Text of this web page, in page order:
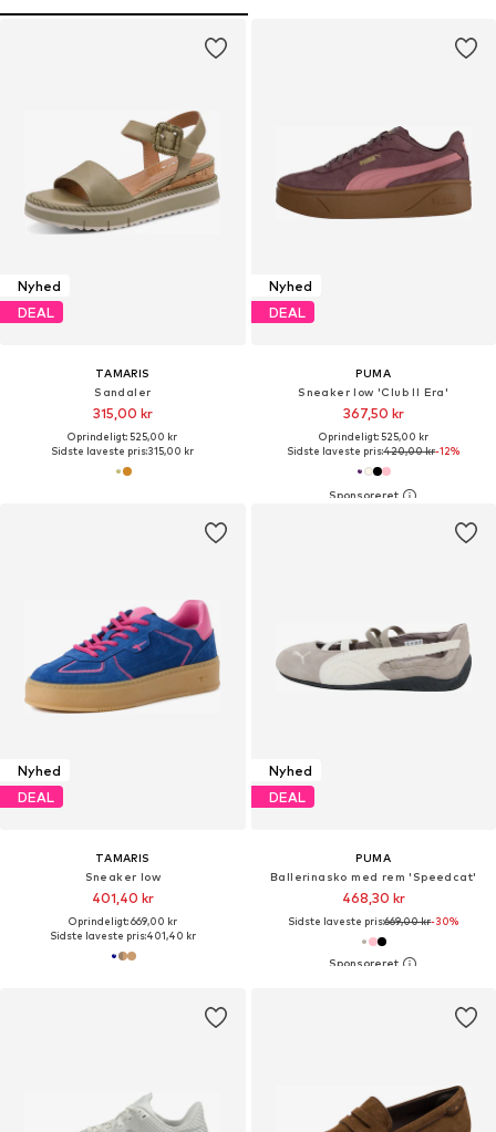
Nyhed
DEAL
TAMARIS
Sandaler
315,00 kr
Oprindeligt: 525,00 kr
Sidste laveste pris:315,00 kr
Nyhed
DEAL
PUMA
Sneaker low 'Club II Era'
367,50 kr
Oprindeligt: 525,00 kr
Sidste laveste pris:420,00 kr-12%
Nyhed
DEAL
TAMARIS
Sneaker low
401,40 kr
Oprindeligt: 669,00 kr
Sidste laveste pris:401,40 kr
Nyhed
DEAL
PUMA
Ballerinasko med rem 'Speedcat'
468,30 kr
Sidste laveste pris:669,00 kr-30%